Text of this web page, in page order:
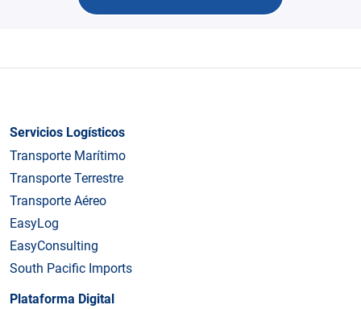
Servicios Logísticos
Transporte Marítimo
Transporte Terrestre
Transporte Aéreo
EasyLog
EasyConsulting
South Pacific Imports
Plataforma Digital